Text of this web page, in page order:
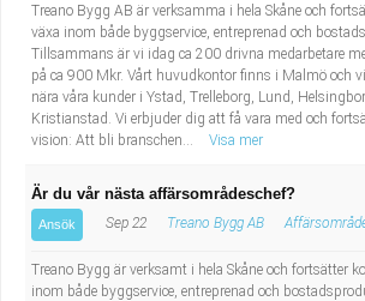
Treano Bygg AB är verksamma i hela Skåne och
växa inom både byggservice, entreprenad och
Tillsammans är vi idag ca 200 drivna medarbetare
på ca 900 Mkr. Vårt huvudkontor finns i Malmö och
nära våra kunder i Ystad, Trelleborg, Lund,
Kristianstad. Vi erbjuder dig att få vara med och
vision: Att bli branschen...
Visa mer
Är du vår nästa affärsområdeschef?
Ansök Sep 22 Treano Bygg AB
Treano Bygg är verksamt i hela Skåne och fortsätter
inom både byggservice, entreprenad och